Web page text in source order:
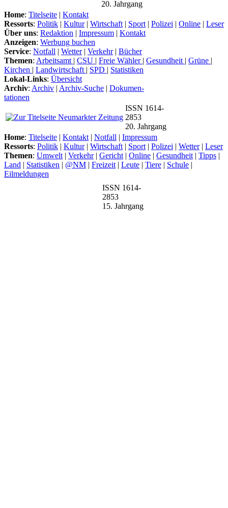
20. Jahrgang
Home: Titelseite | Kontakt
Ressorts: Politik | Kultur| Wirtschaft | Sport | Polizei | Online | Leser
Über uns: Redaktion | Impressum | Kontakt
Anzeigen: Werbung buchen
Service: Notfall | Wetter| Verkehr| Bücher
Themen: Arbeitsamt | CSU | Freie Wähler | Gesundheit | Grüne |
Kirchen | Landwirtschaft | SPD | Statistiken
Lokal-Links: Übersicht
Archiv: Archiv | Archiv-Suche | Dokumen-
tationen
ISSN 1614-
2853
20. Jahrgang
Home: Titelseite | Kontakt | Notfall | Impressum
Ressorts: Politik | Kultur| Wirtschaft | Sport | Polizei | Wetter| Leser
Themen: Umwelt | Verkehr| Gericht | Online | Gesundheit | Tipps |
Land | Statistiken | @NM | Freizeit | Leute | Tiere | Schule |
Eilmeldungen
ISSN 1614-
2853
15. Jahrgang